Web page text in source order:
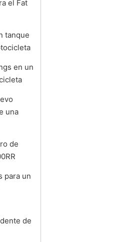
el Fat
tanque
en un
una
de
para un
de